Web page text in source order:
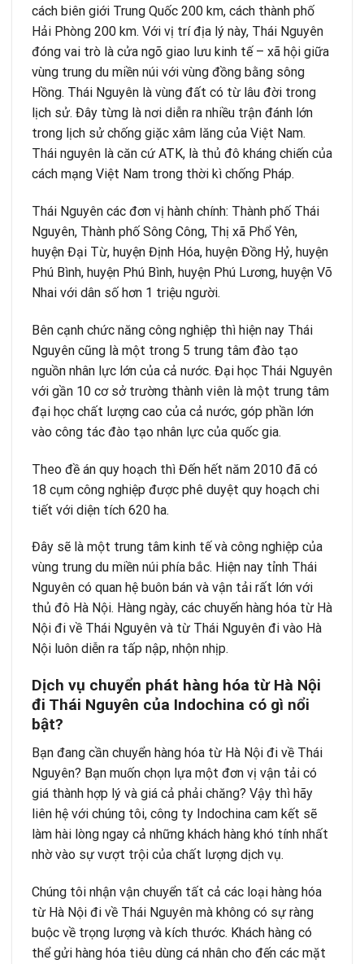
cách biên giới Trung Quốc 200 km, cách thành phố
Hải Phòng 200 km. Với vị trí địa lý này, Thái Nguyên
đóng vai trò là cửa ngõ giao lưu kinh tế – xã hội giữa
vùng trung du miền núi với vùng đồng bằng sông
Hồng. Thái Nguyên là vùng đất có từ lâu đời trong
lịch sử. Đây từng là nơi diễn ra nhiều trận đánh lớn
trong lịch sử chống giặc xâm lăng của Việt Nam.
Thái nguyên là căn cứ ATK, là thủ đô kháng chiến của
cách mạng Việt Nam trong thời kì chống Pháp.
Thái Nguyên các đơn vị hành chính: Thành phố Thái
Nguyên, Thành phố Sông Công, Thị xã Phổ Yên,
huyện Đại Từ, huyện Định Hóa, huyện Đồng Hỷ, huyện
Phú Bình, huyện Phú Bình, huyện Phú Lương, huyện Võ
Nhai với dân số hơn 1 triệu người.
Bên cạnh chức năng công nghiệp thì hiện nay Thái
Nguyên cũng là một trong 5 trung tâm đào tạo
nguồn nhân lực lớn của cả nước. Đại học Thái Nguyên
với gần 10 cơ sở trường thành viên là một trung tâm
đại học chất lượng cao của cả nước, góp phần lớn
vào công tác đào tạo nhân lực của quốc gia.
Theo đề án quy hoạch thì Đến hết năm 2010 đã có
18 cụm công nghiệp được phê duyệt quy hoạch chi
tiết với diện tích 620 ha.
Đây sẽ là một trung tâm kinh tế và công nghiệp của
vùng trung du miền núi phía bắc. Hiện nay tỉnh Thái
Nguyên có quan hệ buôn bán và vận tải rất lớn với
thủ đô Hà Nội. Hàng ngày, các chuyến hàng hóa từ Hà
Nội đi về Thái Nguyên và từ Thái Nguyên đi vào Hà
Nội luôn diễn ra tấp nập, nhộn nhịp.
Dịch vụ chuyển phát hàng hóa từ Hà Nội
đi Thái Nguyên của Indochina có gì nổi
bật?
Bạn đang cần chuyển hàng hóa từ Hà Nội đi về Thái
Nguyên? Bạn muốn chọn lựa một đơn vị vận tải có
giá thành hợp lý và giá cả phải chăng? Vậy thì hãy
liên hệ với chúng tôi, công ty Indochina cam kết sẽ
làm hài lòng ngay cả những khách hàng khó tính nhất
nhờ vào sự vượt trội của chất lượng dịch vụ.
Chúng tôi nhận vận chuyển tất cả các loại hàng hóa
từ Hà Nội đi về Thái Nguyên mà không có sự ràng
buộc về trọng lượng và kích thước. Khách hàng có
thể gửi hàng hóa tiêu dùng cá nhân cho đến các mặt